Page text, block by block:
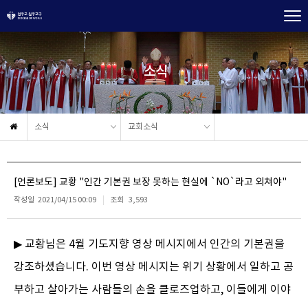
소식
소식 교회소식
[언론보도] 교황 "인간 기본권 보장 못하는 현실에 `NO`라고 외쳐야"
작성일 2021/04/15 00:09 조회 3,593
▶ 교황님은 4월 기도지향 영상 메시지에서 인간의 기본권을
강조하셨습니다. 이번 영상 메시지는 위기 상황에서 일하고 공
부하고 살아가는 사람들의 손을 클로즈업하고, 이들에게 이야